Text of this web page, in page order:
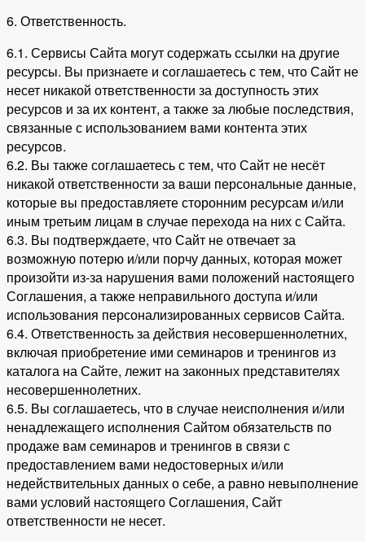
6. Ответственность.
6.1. Сервисы Сайта могут содержать ссылки на другие
ресурсы. Вы признаете и соглашаетесь с тем, что Сайт не
несет никакой ответственности за доступность этих
ресурсов и за их контент, а также за любые последствия,
связанные с использованием вами контента этих
ресурсов.
6.2. Вы также соглашаетесь с тем, что Сайт не несёт
никакой ответственности за ваши персональные данные,
которые вы предоставляете сторонним ресурсам и/или
иным третьим лицам в случае перехода на них с Сайта.
6.3. Вы подтверждаете, что Сайт не отвечает за
возможную потерю и/или порчу данных, которая может
произойти из-за нарушения вами положений настоящего
Соглашения, а также неправильного доступа и/или
использования персонализированных сервисов Сайта.
6.4. Ответственность за действия несовершеннолетних,
включая приобретение ими семинаров и тренингов из
каталога на Сайте, лежит на законных представителях
несовершеннолетних.
6.5. Вы соглашаетесь, что в случае неисполнения и/или
ненадлежащего исполнения Сайтом обязательств по
продаже вам семинаров и тренингов в связи с
предоставлением вами недостоверных и/или
недействительных данных о себе, а равно невыполнение
вами условий настоящего Соглашения, Сайт
ответственности не несет.